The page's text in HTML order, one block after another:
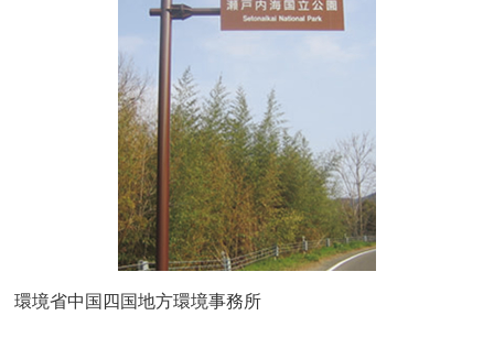
環境省中国四国地方環境事務所